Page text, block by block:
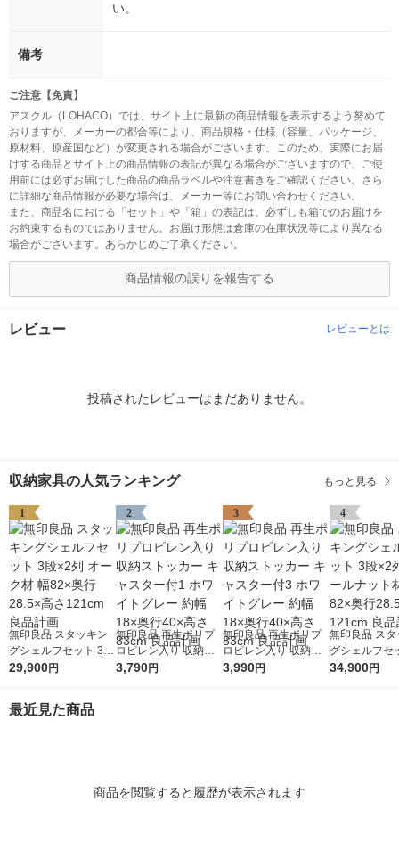
い。
備考
ご注意【免責】
アスクル（LOHACO）では、サイト上に最新の商品情報を表示するよう努めて
おりますが、メーカーの都合等により、商品規格・仕様（容量、パッケージ、
原材料、原産国など）が変更される場合がございます。このため、実際にお届
けする商品とサイト上の商品情報の表記が異なる場合がございますので、ご使
用前には必ずお届けした商品の商品ラベルや注意書きをご確認ください。さら
に詳細な商品情報が必要な場合は、メーカー等にお問い合わせください。
また、商品名における「セット」や「箱」の表記は、必ずしも箱でのお届けを
お約束するものではありません。お届け形態は倉庫の在庫状況等により異なる
場合がございます。あらかじめご了承ください。
商品情報の誤りを報告する
レビュー レビューとは
投稿されたレビューはまだありません。
収納家具の人気ランキング もっと見る
1
無印良品 スタッキン
グシェルフセット 3段
×2列 オーク材 幅82×
29,900円
2
無印良品 再生ポリプ
ロピレン入り 収納ス
トッカー キャスター
3,790円
3
無印良品 再生ポリプ
ロピレン入り 収納ス
トッカー キャスター
3,990円
4
無印良品 スタ
グシェルフセ
×2列 ウォー
34,900円
最近見た商品
商品を閲覧すると履歴が表示されます